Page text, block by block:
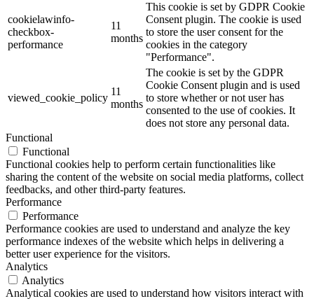
cookielawinfo-
checkbox-
performance
11
months
This cookie is set by GDPR Cookie
Consent plugin. The cookie is used
to store the user consent for the
cookies in the category
"Performance".
viewed_cookie_policy
11
months
The cookie is set by the GDPR
Cookie Consent plugin and is used
to store whether or not user has
consented to the use of cookies. It
does not store any personal data.
Functional
Functional
Functional cookies help to perform certain functionalities like
sharing the content of the website on social media platforms, collect
feedbacks, and other third-party features.
Performance
Performance
Performance cookies are used to understand and analyze the key
performance indexes of the website which helps in delivering a
better user experience for the visitors.
Analytics
Analytics
Analytical cookies are used to understand how visitors interact with